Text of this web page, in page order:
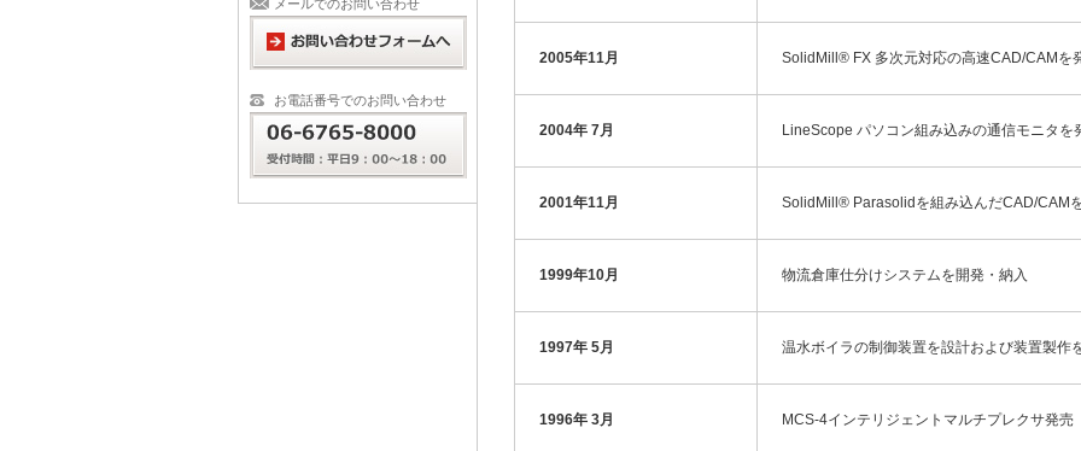
2005年11月 SolidMill® FX 多次元対応の高速CAD/CAMを
2004年 7月 LineScope パソコン組み込みの通信モニタを
2001年11月 SolidMill® Parasolidを組み込んだCAD/CAM
1999年10月 物流倉庫仕分けシステムを開発・納入
1997年 5月 温水ボイラの制御装置を設計および装置製作
1996年 3月 MCS-4インテリジェントマルチプレクサ発売
メールでのお問い合わせ
お電話番号でのお問い合わせ